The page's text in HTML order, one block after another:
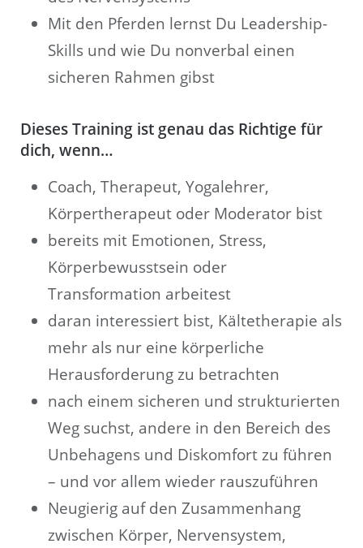
Mit den Pferden lernst Du Leadership-
Skills und wie Du nonverbal einen
sicheren Rahmen gibst
Dieses Training ist genau das Richtige für
dich, wenn…
Coach, Therapeut, Yogalehrer,
Körpertherapeut oder Moderator bist
bereits mit Emotionen, Stress,
Körperbewusstsein oder
Transformation arbeitest
daran interessiert bist, Kältetherapie als
mehr als nur eine körperliche
Herausforderung zu betrachten
nach einem sicheren und strukturierten
Weg suchst, andere in den Bereich des
Unbehagens und Diskomfort zu führen
– und vor allem wieder rauszuführen
Neugierig auf den Zusammenhang
zwischen Körper, Nervensystem,